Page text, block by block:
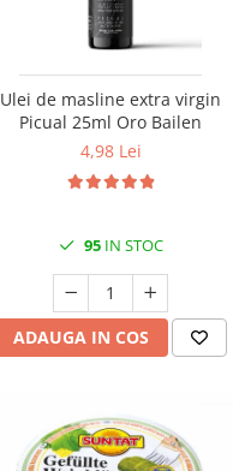
Ulei de masline extra virgin
Picual 25ml Oro Bailen
4,98 Lei
95IN STOC
ADAUGA IN COS